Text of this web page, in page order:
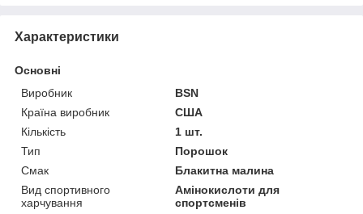
Характеристики
Основні
Виробник
BSN
Країна виробник
США
Кількість
1 шт.
Тип
Порошок
Смак
Блакитна малина
Вид спортивного
харчування
Амінокислоти для
спортсменів